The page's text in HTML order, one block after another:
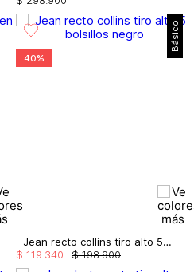
Básico
40%
Jean recto collins tiro alto 5 bolsillos
$ 198.900
$ 119 340